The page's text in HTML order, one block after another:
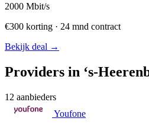
2000 Mbit/s
€300 korting · 24 mnd contract
Bekijk deal →
Providers in ‘s-
12 aanbieders
Youfone